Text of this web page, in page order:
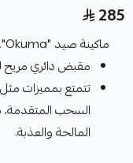
285
ماكينة صيد "Okuma".
مقبض دائري مريح
تتمتع بمميزات
السحب المتقدمة،
المالحة والعذبة.